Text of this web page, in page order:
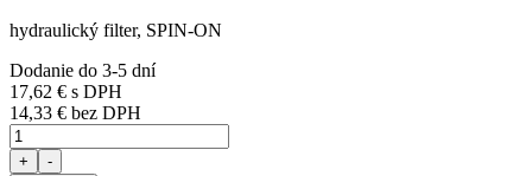
hydraulický filter, SPIN-ON
Dodanie do 3-5 dní
17,62 € s DPH
14,33 € bez DPH
+
-